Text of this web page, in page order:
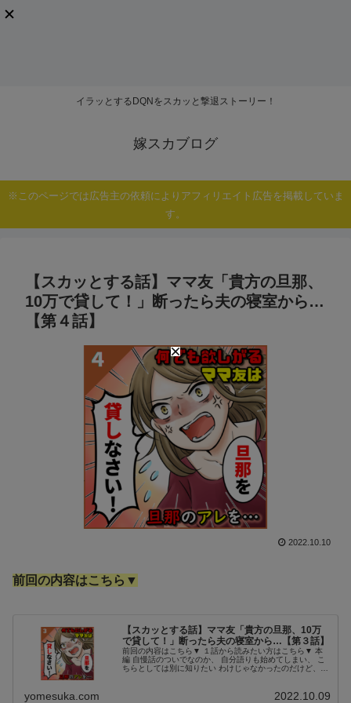
イラッとするDQNをスカッと撃退ストーリー！
嫁スカブログ
※このページでは広告主の依頼によりアフィリエイト広告を掲載していま
す。
【スカッとする話】ママ友「貴方の旦那、
10万で貸して！」断ったら夫の寝室から…
【第４話】
2022.10.10
前回の内容はこちら▼
【スカッとする話】ママ友「貴方の旦那、10万
で貸して！」断ったら夫の寝室から…【第３話】
前回の内容はこちら▼ １話から読みたい方はこちら▼ 本
編 自慢話のついでなのか、 自分語りも始めてしまい、 こ
ちらとしては別に知りたい わけじゃなかったのだけど、
yomesuka.com 2022.10.09